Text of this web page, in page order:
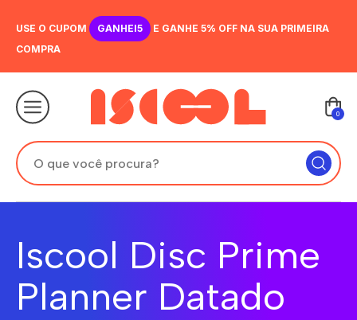
USE O CUPOM GANHEI5
E GANHE 5% OFF NA SUA PRIMEIRA
COMPRA
0
Iscool Disc Prime
Planner Datado